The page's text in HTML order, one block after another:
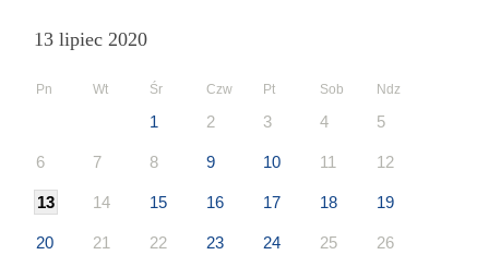
13 lipiec 2020
Pn Wt Śr Czw Pt Sob Ndz
1 2 3 4 5
6 7 8 9 10 11 12
13 14 15 16 17 18 19
20 21 22 23 24 25 26